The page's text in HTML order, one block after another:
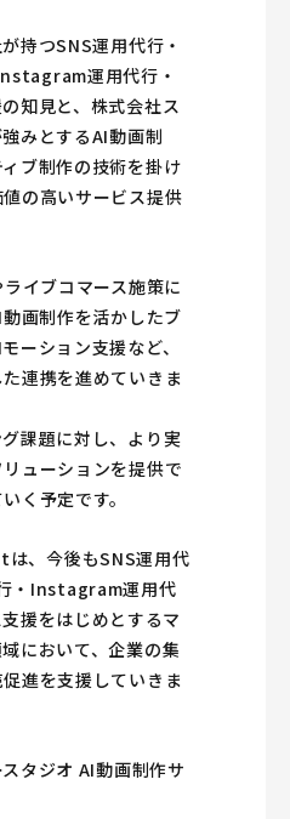
持つSNS運用代行・
運用代行・
知見と、株式会社ス
みとするAI動画制
ブ制作の技術を掛け
の高いサービス提供
イブコマース施策に
画制作を活かしたブ
ーション支援など、
連携を進めていきま
課題に対し、より実
ューションを提供で
く予定です。
、今後もSNS運用代
・Instagram運用代
援をはじめとするマ
において、企業の集
進を支援していきま
タジオ AI動画制作サ